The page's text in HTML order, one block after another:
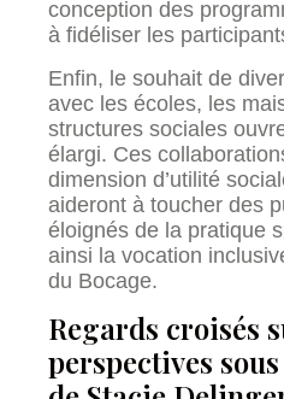
conception des
à fidéliser les
Enfin, le souhait de
avec les écoles, les
structures sociales
élargi. Ces
dimension d’utilité
aideront à toucher des
éloignés de la pratique
ainsi la vocation
du Bocage.
Regards croisés
perspectives